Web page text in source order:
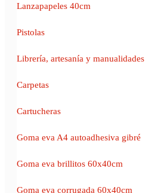
Lanzapapeles 40cm
Pistolas
Librería, artesanía y manualidades
Carpetas
Cartucheras
Goma eva A4 autoadhesiva gibré
Goma eva brillitos 60x40cm
Goma eva corrugada 60x40cm